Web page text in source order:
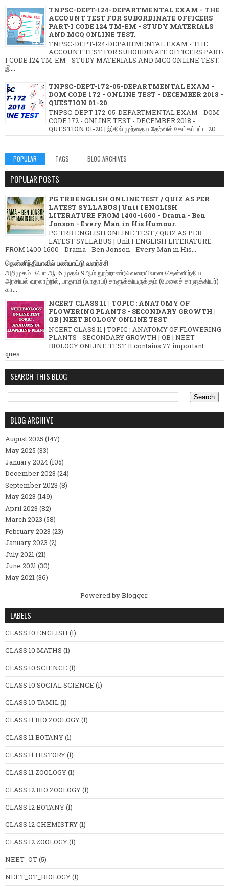
TNPSC-DEPT-124-DEPARTMENTAL EXAM - THE
ACCOUNT TEST FOR SUBORDINATE OFFICERS
PART-I CODE 124 TM-EM - STUDY MATERIALS
AND MCQ ONLINE TEST.
TNPSC-DEPT-124-DEPARTMENTAL EXAM - THE
ACCOUNT TEST FOR SUBORDINATE OFFICERS PART-
I CODE 124 TM-EM - STUDY MATERIALS AND MCQ ONLINE TEST.
இ...
TNPSC-DEPT-172-05-DEPARTMENTAL EXAM -
DOM CODE 172 - ONLINE TEST - DECEMBER 2018 -
QUESTION 01-20
TNPSC-DEPT-172-05-DEPARTMENTAL EXAM - DOM
CODE 172 - ONLINE TEST - DECEMBER 2018 -
QUESTION 01-20 | இதில் முந்தைய தேர்வில் கேட்கப்பட்ட 20 ...
POPULAR TAGS BLOG ARCHIVES
POPULAR POSTS
PG TRB ENGLISH ONLINE TEST / QUIZ AS PER
LATEST SYLLABUS | Unit I ENGLISH
LITERATURE FROM 1400-1600 - Drama - Ben
Jonson - Every Man in His Humour.
PG TRB ENGLISH ONLINE TEST / QUIZ AS PER
LATEST SYLLABUS | Unit I ENGLISH LITERATURE
FROM 1400-1600 - Drama - Ben Jonson - Every Man in His...
தென்னிந்தியாவில் பண்பாட்டு வளர்ச்சி
அறிமுகம் : பொ.ஆ. 6 முதல் 9ஆம் நூற்றாண்டு வரையிலான தென்னிந்திய
அரசியல் வரலாற்றில், பாதாமி (வாதாபி) சாளுக்கியருக்கும் (மேலைச் சாளுக்கியர்)
கா...
NCERT CLASS 11 | TOPIC : ANATOMY OF
FLOWERING PLANTS - SECONDARY GROWTH |
QB | NEET BIOLOGY ONLINE TEST
NCERT CLASS 11 | TOPIC : ANATOMY OF FLOWERING
PLANTS - SECONDARY GROWTH | QB | NEET
BIOLOGY ONLINE TEST It contains 77 important
ques...
SEARCH THIS BLOG
BLOG ARCHIVE
August 2025 (147)
May 2025 (33)
January 2024(105)
December 2023 (24)
September 2023 (8)
May 2023 (149)
April 2023 (82)
March 2023 (58)
February 2023 (23)
January 2023 (2)
July 2021(21)
June 2021(30)
May 2021(36)
Powered byBlogger.
LABELS
CLASS 10 ENGLISH (1)
CLASS 10 MATHS (1)
CLASS 10 SCIENCE (1)
CLASS 10 SOCIAL SCIENCE (1)
CLASS 10 TAMIL(1)
CLASS 11 BIO ZOOLOGY(1)
CLASS 11 BOTANY(1)
CLASS 11 HISTORY(1)
CLASS 11 ZOOLOGY(1)
CLASS 12 BIO ZOOLOGY(1)
CLASS 12 BOTANY(1)
CLASS 12 CHEMISTRY(1)
CLASS 12 ZOOLOGY(1)
NEET_OT(5)
NEET_OT_BIOLOGY(1)